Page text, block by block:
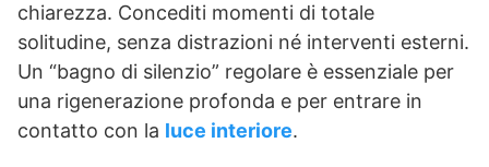
chiarezza. Concediti momenti di totale
solitudine, senza distrazioni né interventi esterni.
Un “bagno di silenzio” regolare è essenziale per
una rigenerazione profonda e per entrare in
contatto con la luce interiore.